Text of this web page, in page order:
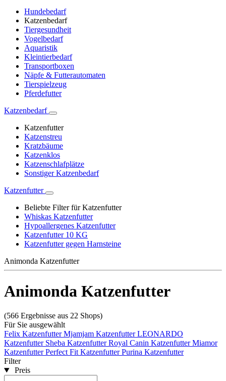
Hundebedarf
Katzenbedarf
Tiergesundheit
Vogelbedarf
Aquaristik
Kleintierbedarf
Transportboxen
Näpfe & Futterautomaten
Tierspielzeug
Pferdefutter
Katzenbedarf
Katzenfutter
Katzenstreu
Kratzbäume
Katzenklos
Katzenschlafplätze
Sonstiger Katzenbedarf
Katzenfutter
Beliebte Filter für Katzenfutter
Whiskas Katzenfutter
Hypoallergenes Katzenfutter
Katzenfutter 10 KG
Katzenfutter gegen Harnsteine
Animonda Katzenfutter
Animonda Katzenfutter
(566 Ergebnisse aus 22 Shops)
Für Sie ausgewählt
Felix KatzenfutterMjamjam KatzenfutterLEONARDO
Katzenfutter Sheba KatzenfutterRoyal Canin KatzenfutterMiamor
KatzenfutterPerfect Fit KatzenfutterPurina Katzenfutter
Filter
Preis